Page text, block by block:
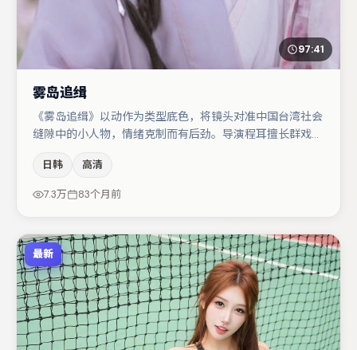
97:41
雾岛追缉
《雾岛追缉》以动作为类型底色，将镜头对准中国台湾社会
缝隙中的小人物，情绪克制而有后劲。导演程耳擅长群戏与
片中承担叙事驱动，孔刘、小松菜奈分别提供反差与喜剧/
悬疑调剂（视场次而定）。整体完成度较高，适合周末一口
日韩 高清
7.3万 83个月前
最新